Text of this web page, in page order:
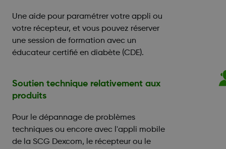
Une aide pour paramétrer votre appli ou
votre récepteur, et vous pouvez réserver
une session de formation avec un
éducateur certifié en diabète (CDE).
Soutien technique relativement aux
produits
Pour le dépannage de problèmes
techniques ou encore avec l'appli mobile
de la SCG Dexcom, le récepteur ou le